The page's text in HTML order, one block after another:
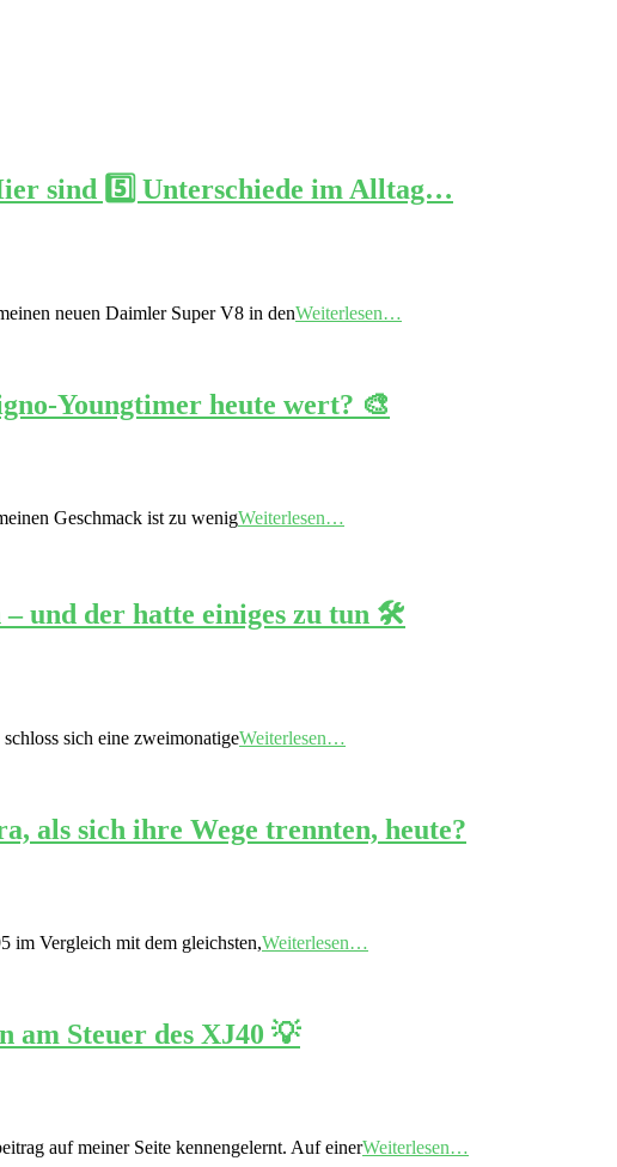
sind 5️⃣ Unterschiede im Alltag…
neuen Daimler Super V8 in denWeiterlesen…
Youngtimer heute wert? 🎨
Geschmack ist zu wenigWeiterlesen…
und der hatte einiges zu tun 🛠️
sich eine zweimonatigeWeiterlesen…
als sich ihre Wege trennten, heute?
im Vergleich mit dem gleichsten,Weiterlesen…
am Steuer des XJ40 💡
auf meiner Seite kennengelernt. Auf einerWeiterlesen…